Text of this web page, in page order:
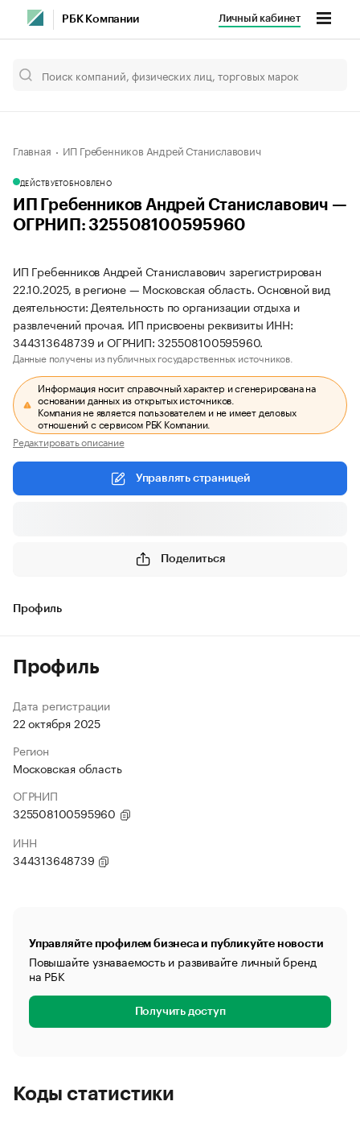
РБК Компании Личный кабинет
Главная ИП Гребенников Андрей Станиславович
ДЕЙСТВУЕТОБНОВЛЕНО
ИП Гребенников Андрей Станиславович —
ОГРНИП: 325508100595960
ИП Гребенников Андрей Станиславович зарегистрирован
22.10.2025, в регионе — Московская область. Основной вид
деятельности: Деятельность по организации отдыха и
развлечений прочая. ИП присвоены реквизиты ИНН:
344313648739 и ОГРНИП: 325508100595960.
Данные получены из публичных государственных источников.
Информация носит справочный характер и сгенерирована на
основании данных из открытых источников.
Компания не является пользователем и не имеет деловых
отношений с сервисом РБК Компании.
Редактировать описание
Управлять страницей
Поделиться
Профиль
Профиль
Дата регистрации
22 октября 2025
Регион
Московская область
ОГРНИП
325508100595960
ИНН
344313648739
Управляйте профилем бизнеса и публикуйте новости
Повышайте узнаваемость и развивайте личный бренд
на РБК
Получить доступ
Коды статистики